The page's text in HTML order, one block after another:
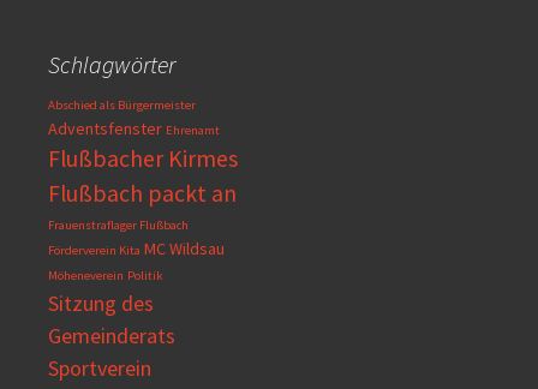
Schlagwörter
Abschied als Bürgermeister
Adventsfenster Ehrenamt
Flußbacher Kirmes
Flußbach packt an
Frauenstraflager Flußbach
Förderverein Kita MC Wildsau
Möheneverein Politik
Sitzung des
Gemeinderats
Sportverein